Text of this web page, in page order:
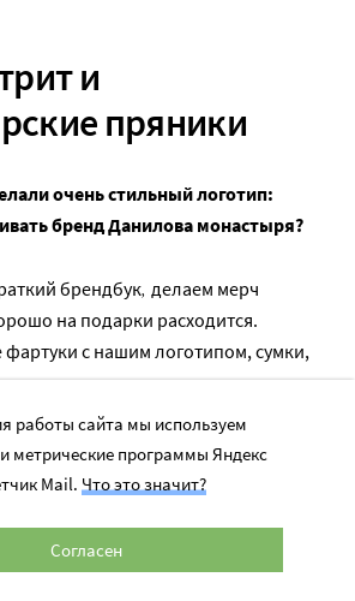
и
пряники
очень стильный логотип:
бренд Данилова монастыря?
брендбук, делаем мерч
на подарки расходится.
с нашим логотипом, сумки,
монастыря изображены
которые взяты с одной из
собора. Это описанные
многоочитые и
работы сайта мы используем
метрические программы Яндекс
Mail. Что это значит?
Согласен